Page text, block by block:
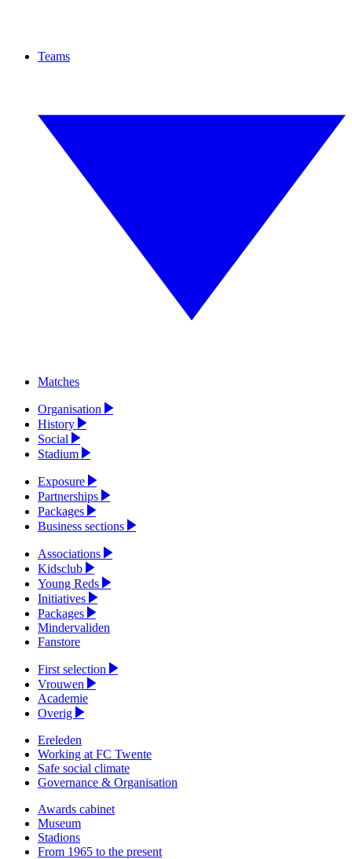
Teams
Matches
Organisation
History
Social
Stadium
Exposure
Partnerships
Packages
Business sections
Associations
Kidsclub
Young Reds
Initiatives
Packages
Mindervaliden
Fanstore
First selection
Vrouwen
Academie
Overig
Ereleden
Working at FC Twente
Safe social climate
Governance & Organisation
Awards cabinet
Museum
Stadions
From 1965 to the present